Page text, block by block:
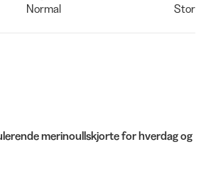
Normal Stor
merinoullskjorte for hverdag og